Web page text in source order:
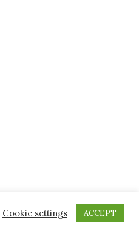
Cookie settings ACCEPT